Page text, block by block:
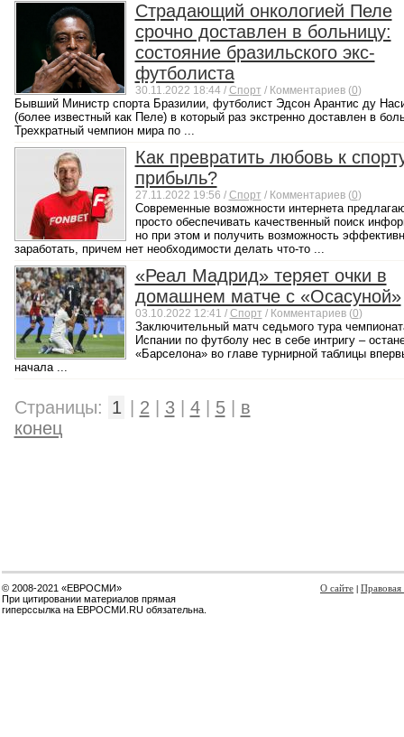
Страдающий онкологией Пеле
срочно доставлен в больницу:
состояние бразильского экс-
футболиста
30.11.2022 18:44 / Спорт / Комментариев (0)
Бывший Министр спорта Бразилии, футболист Эдсон Арантис ду
(более известный как Пеле) в который раз экстренно доставлен в
Трехкратный чемпион мира по ...
Как превратить любовь к
прибыль?
27.11.2022 19:56 / Спорт / Комментариев (0)
Современные возможности интернета
просто обеспечивать качественный поиск
но при этом и получить возможность
заработать, причем нет необходимости делать что-то ...
«Реал Мадрид» теряет очки в
домашнем матче с «Осасуной»
03.10.2022 12:41 / Спорт / Комментариев (0)
Заключительный матч седьмого тура
Испании по футболу нес в себе интригу –
«Барселона» во главе турнирной таблицы
начала ...
Страницы: 1 2 3| 4| 5| в
конец
© 2008-2021 «ЕВРОСМИ»
При цитировании материалов прямая
гиперссылка на ЕВРОСМИ.RU обязательна.
О сайте